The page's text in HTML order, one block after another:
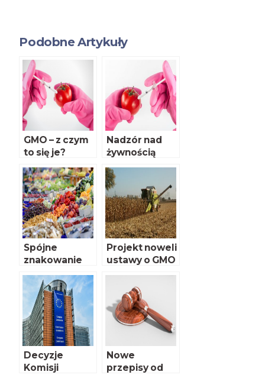
Podobne Artykuły
GMO – z czym
to się je?
Nadzór nad
żywnością
GMO
Spójne
znakowanie
produktów
BEZ GMO
Projekt noweli
ustawy o GMO
w sejmie
Decyzje
Komisji
Nowe
przepisy od